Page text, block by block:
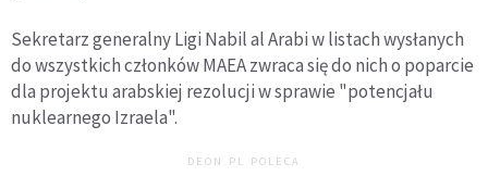
Sekretarz generalny Ligi Nabil al Arabi w listach wysłanych
do wszystkich członków MAEA zwraca się do nich o poparcie
dla projektu arabskiej rezolucji w sprawie "potencjału
nuklearnego Izraela".
DEON.PL POLECA